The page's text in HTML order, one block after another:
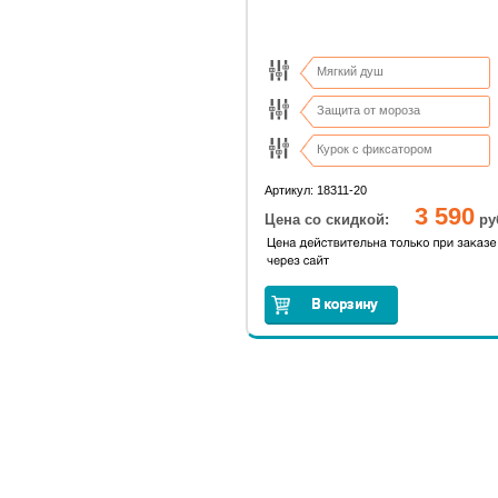
Мягкий душ
Защита от мороза
Курок с фиксатором
Перекрытие и регулировка
Артикул: 18311-20
Цена со скидкой: 3 590